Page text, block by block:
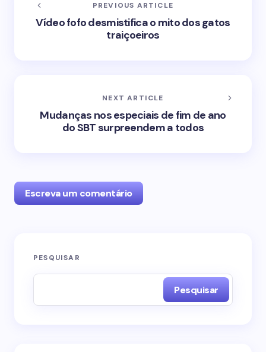
PREVIOUS ARTICLE
Vídeo fofo desmistifica o mito dos gatos
traiçoeiros
NEXT ARTICLE
Mudanças nos especiais de fim de ano
do SBT surpreendem a todos
Escreva um comentário
O seu endereço de e-mail não será publicado.
PESQUISAR
Pesquisar